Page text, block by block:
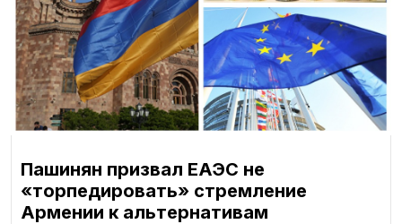
Пашинян призвал ЕАЭС не
«торпедировать» стремление
Армении к альтернативам